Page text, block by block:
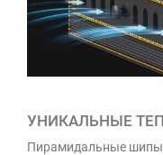
УНИКАЛЬНЫЕ
Пирамидальные